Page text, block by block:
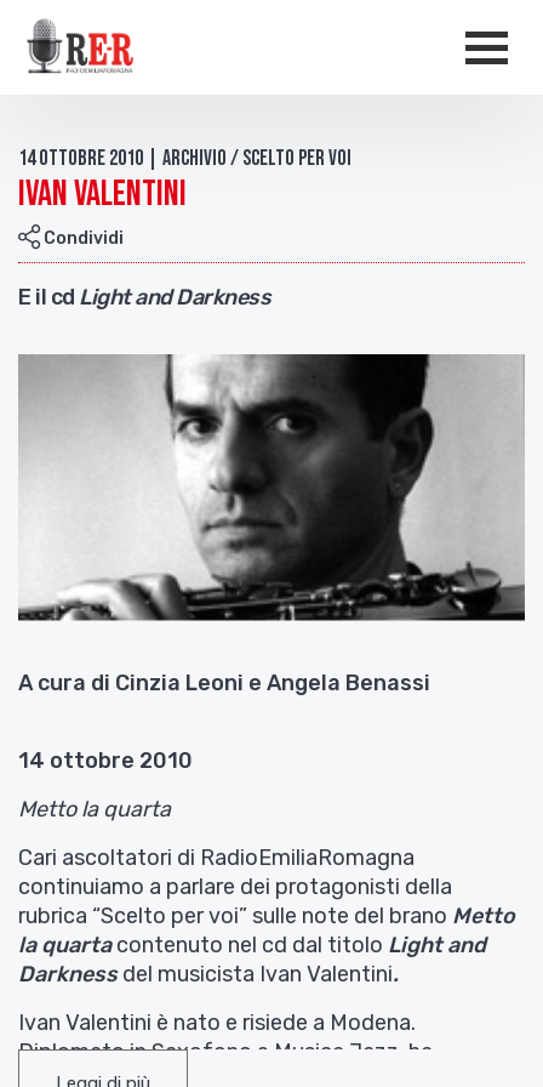
Salta al contenuto principale
14 Ottobre 2010 | Archivio / Scelto per voi
Ivan Valentini
Condividi
E il cd Light and Darkness
A cura di Cinzia Leoni e Angela Benassi
14 ottobre 2010
Metto la quarta
Cari ascoltatori di RadioEmiliaRomagna
continuiamo a parlare dei protagonisti della
rubrica “Scelto per voi” sulle note del brano Metto
la quartacontenuto nel cd dal titolo Light and
Darknessdel musicista Ivan Valentini.
Ivan Valentini è nato e risiede a Modena.
Diplomato in Saxofono e Musica Jazz, ha
approfondito lo studio della tecnica strumentale,